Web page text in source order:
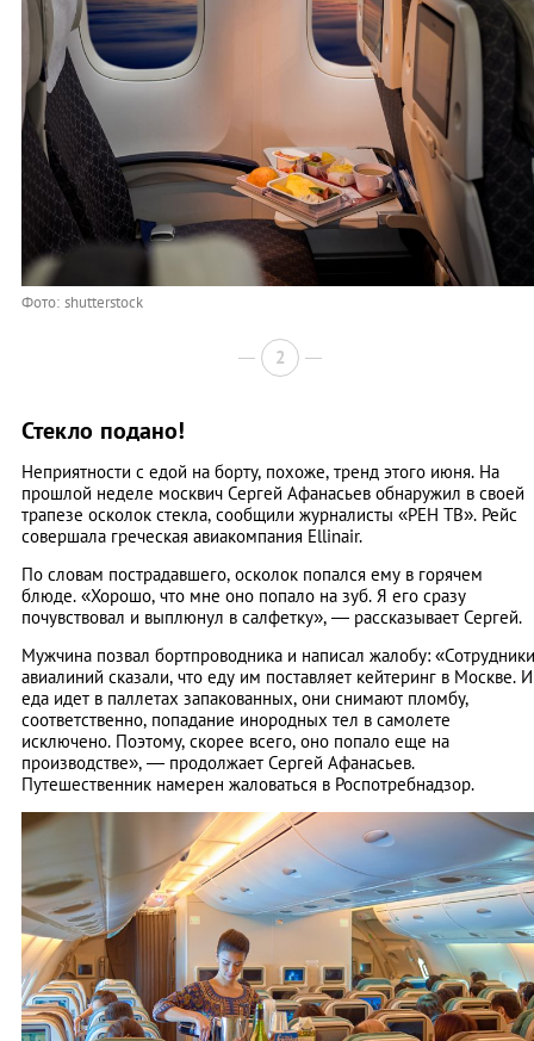
Фото: shutterstock
2
Стекло подано!
Неприятности с едой на борту, похоже, тренд этого июня. На
прошлой неделе москвич Сергей Афанасьев обнаружил в своей
трапезе осколок стекла, сообщили журналисты «РЕН ТВ». Рейс
совершала греческая авиакомпания Ellinair.
По словам пострадавшего, осколок попался ему в горячем
блюде. «Хорошо, что мне оно попало на зуб. Я его сразу
почувствовал и выплюнул в салфетку», — рассказывает Сергей.
Мужчина позвал бортпроводника и написал жалобу: «Сотрудники
авиалиний сказали, что еду им поставляет кейтеринг в Москве. И
еда идет в паллетах запакованных, они снимают пломбу,
соответственно, попадание инородных тел в самолете
исключено. Поэтому, скорее всего, оно попало еще на
производстве», — продолжает Сергей Афанасьев.
Путешественник намерен жаловаться в Роспотребнадзор.